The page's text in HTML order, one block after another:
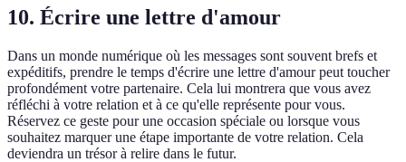
10. Écrire une lettre d'amour
Dans un monde numérique où les messages sont souvent brefs et
expéditifs, prendre le temps d'écrire une lettre d'amour peut toucher
profondément votre partenaire. Cela lui montrera que vous avez
réfléchi à votre relation et à ce qu'elle représente pour vous.
Réservez ce geste pour une occasion spéciale ou lorsque vous
souhaitez marquer une étape importante de votre relation. Cela
deviendra un trésor à relire dans le futur.